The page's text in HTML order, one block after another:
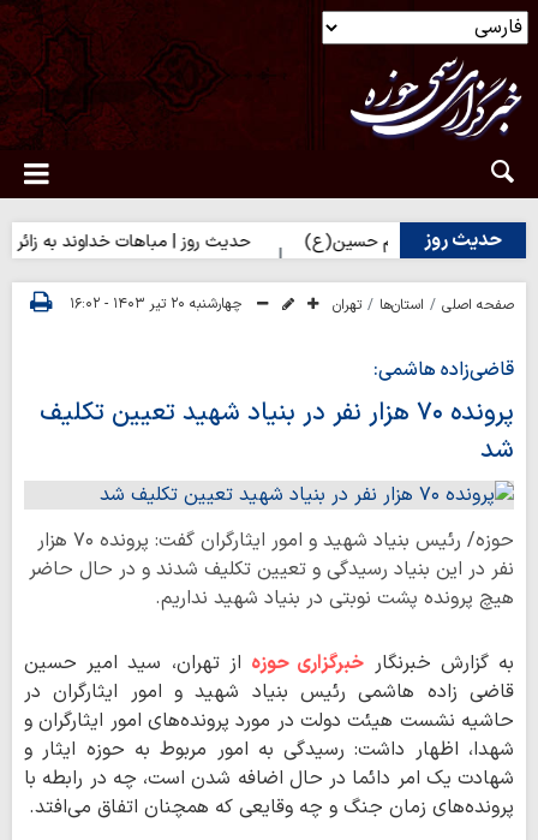
حدیث روز
زائران امام حسین(ع) حدیث روز | مباهات خداوند به زائر امام
صفحه اصلی استان‌ها تهران چهارشنبه ۲۰ تیر ۱۴۰۳ - ۱۶:۰۲
قاضی‌زاده هاشمی:
پرونده ۷۰ هزار نفر در بنیاد شهید تعیین تکلیف
شد
حوزه/ رئیس بنیاد شهید و امور ایثارگران گفت: پرونده ۷۰ هزار
نفر در این بنیاد رسیدگی و تعیین تکلیف شدند و در حال حاضر
هیچ پرونده پشت نوبتی در بنیاد شهید نداریم.
به گزارش خبرنگار خبرگزاری حوزه از تهران، سید امیر حسین
قاضی زاده هاشمی رئیس بنیاد شهید و امور ایثارگران در
حاشیه نشست هیئت دولت در مورد پرونده‌های امور ایثارگران و
شهدا، اظهار داشت: رسیدگی به امور مربوط به حوزه ایثار و
شهادت یک امر دائما در حال اضافه شدن است، چه در رابطه با
پرونده‌های زمان جنگ و چه وقایعی که همچنان اتفاق می‌افتد.